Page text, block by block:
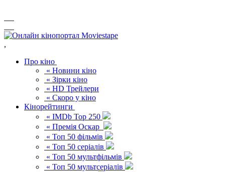
,
Про кіно
« Новини кіно
« Зірки кіно
« HD Трейлери
« Скоро у кіно
Кінорейтинги
« IMDb Top 250
« Премія Оскар
« Топ 50 фільмів
« Топ 50 серіалів
« Топ 50 мультфільмів
« Топ 50 мультсеріалів